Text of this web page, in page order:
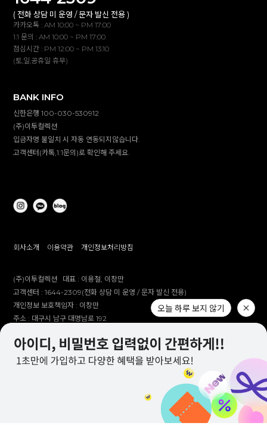
( 전화 상담 미 운영 / 문자 발신 전용 )
카카오톡 : AM 10:00 ~ PM 17:00
1:1 문의 : AM 10:00 ~ PM 17:00
점심시간 : PM 12:00 ~ PM 13:10
(토,일,공휴일 휴무)
BANK INFO
신한은행 100-030-530912
(주)이투컬렉션
입금자명 불일치 시 자동 연동되지않습니다.
고객센터(카톡,1:1문의)로 확인해 주세요.
회사소개 이용약관 개인정보처리방침
(주)이투컬렉션 대표 : 이용철, 이창만
고객센터 :1644-2309(전화 상담 미 운영 / 문자 발신 전용)
개인정보 보호책임자 : 이창만
주소 : 대구시 남구 대명남로 192
통신판매업 신고번호 :제 2012-대구남구-0241호
제안 문의 : e2co@dailylike.co.kr
오늘 하루 보지 않기